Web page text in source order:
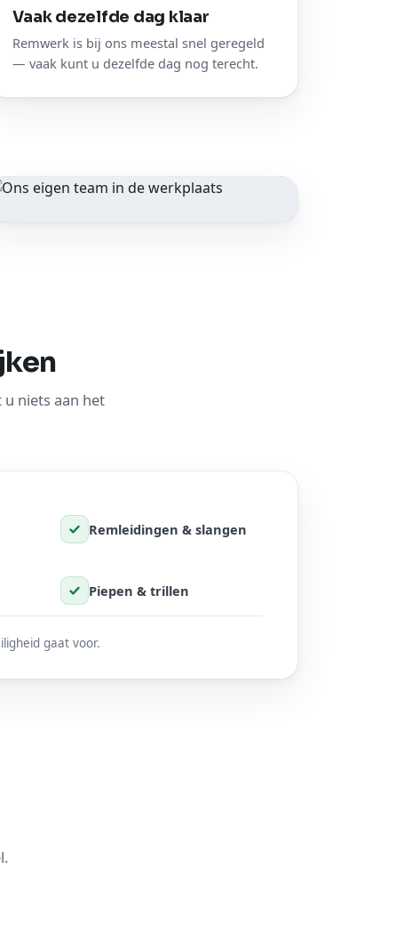
Vaak dezelfde dag klaar
Remwerk is bij ons meestal snel geregeld
— vaak kunt u dezelfde dag nog terecht.
niets aan het
Remleidingen & slangen
Piepen & trillen
gaat voor.